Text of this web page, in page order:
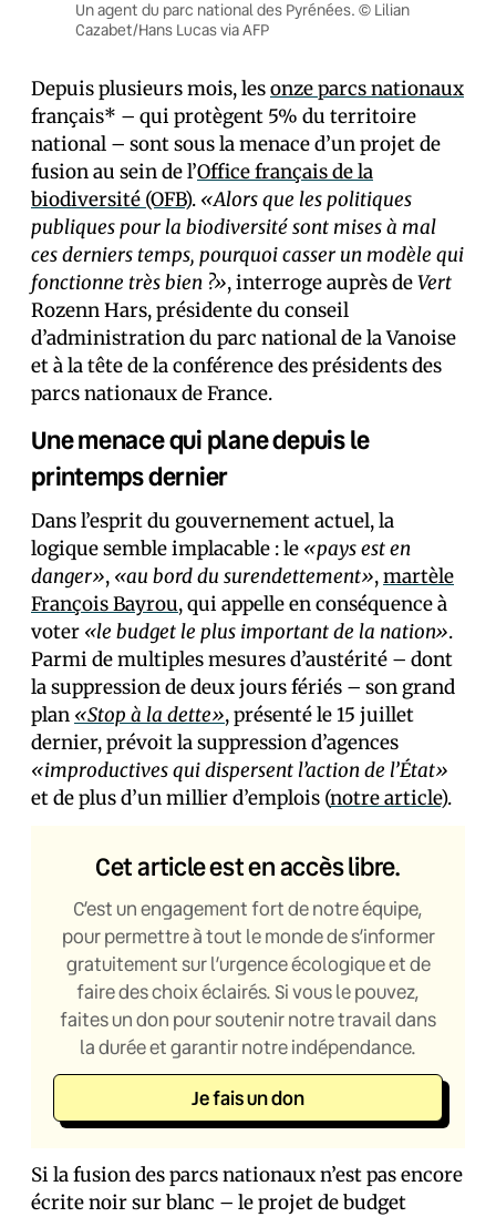
Un agent du parc national des Pyrénées. © Lilian
Cazabet/Hans Lucas via AFP
Depuis plusieurs mois, lesonze parcs nationaux
français* – qui protègent 5% du territoire
national – sont sous la menace d’un projet de
fusion au sein de l’Office français de la
biodiversité (OFB). «Alors que les politiques
publiques pour la biodiversité sont mises à mal
ces derniers temps, pourquoi casser un modèle qui
fonctionne très bien ?», interroge auprès deVert
Rozenn Hars, présidente du conseil
d’administration du parc national de la Vanoise
et à la tête de la conférence des présidents des
parcs nationaux de France.
Une menace qui plane depuis le
printemps dernier
Dans l’esprit du gouvernement actuel, la
logique semble implacable : le «pays est en
danger», «au bord du surendettement»,martèle
François Bayrou, qui appelle en conséquence à
voter «le budget le plus important de la nation».
Parmi de multiples mesures d’austérité – dont
la suppression de deux jours fériés – son grand
plan «Stop à la dette», présenté le 15 juillet
dernier, prévoit la suppression d’agences
«improductives qui dispersent l’action de l’État»
et de plus d’un millier d’emplois (notre article).
Cet article est en accès libre.
C’est un engagement fort de notre équipe,
pour permettre à tout le monde de s’informer
gratuitement sur l’urgence écologique et de
faire des choix éclairés. Si vous le pouvez,
faites un don pour soutenir notre travail dans
la durée et garantir notre indépendance.
Je fais un don
Si la fusion des parcs nationaux n’est pas encore
écrite noir sur blanc – le projet de budget